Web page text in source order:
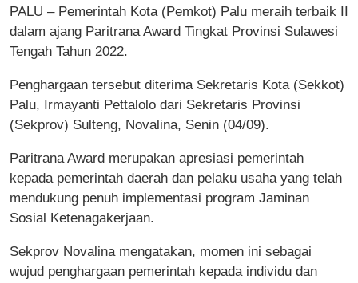
PALU – Pemerintah Kota (Pemkot) Palu meraih terbaik II
dalam ajang Paritrana Award Tingkat Provinsi Sulawesi
Tengah Tahun 2022.
Penghargaan tersebut diterima Sekretaris Kota (Sekkot)
Palu, Irmayanti Pettalolo dari Sekretaris Provinsi
(Sekprov) Sulteng, Novalina, Senin (04/09).
Paritrana Award merupakan apresiasi pemerintah
kepada pemerintah daerah dan pelaku usaha yang telah
mendukung penuh implementasi program Jaminan
Sosial Ketenagakerjaan.
Sekprov Novalina mengatakan, momen ini sebagai
wujud penghargaan pemerintah kepada individu dan